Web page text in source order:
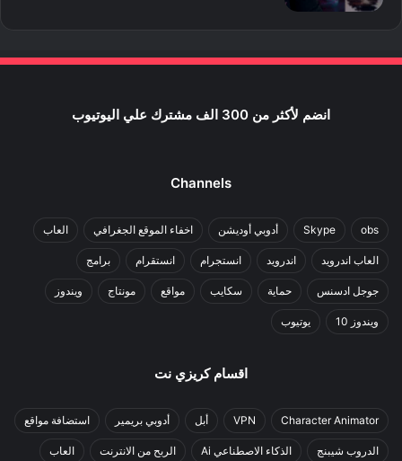
انضم لأكثر من 300 الف مشترك علي اليوتيوب
Channels
obs
Skype أدوبي أوديشن اخفاء الموقع الجغرافي العاب
العاب اندرويد اندرويد انستجرام انستقرام برامج
جوجل ادسنس حماية سكايب مواقع مونتاج ويندوز
ويندوز 10 يوتيوب
اقسام كريزي نت
Character Animator
VPN أبل أدوبي بريمير استضافة مواقع
الدروب شيبنج الذكاء الاصطناعي Ai الربح من الانترنت العاب